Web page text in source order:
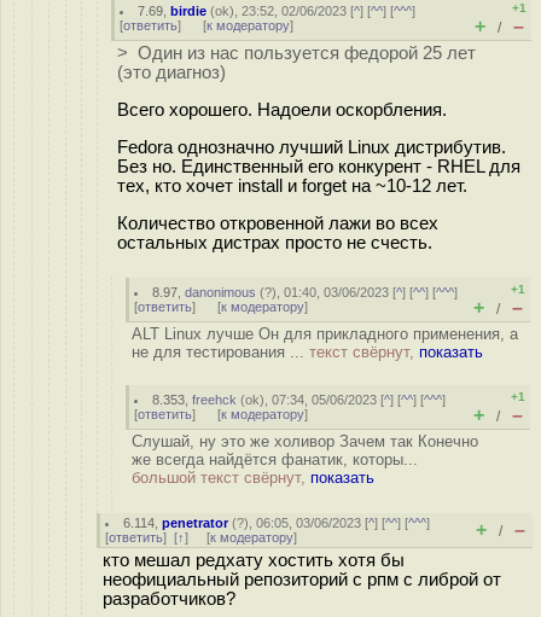
7.69 ,birdie (ok), 23:52, 02/06/2023 [^] [^^] [^^^]
[ответить] [к модератору]
+1
+ / –
> Один из нас пользуется федорой 25 лет
(это диагноз)
Всего хорошего. Надоели оскорбления.
Fedora однозначно лучший Linux дистрибутив.
Без но. Единственный его конкурент - RHEL для
тех, кто хочет install и forget на ~10-12 лет.
Количество откровенной лажи во всех
остальных дистрах просто не счесть.
8.97 ,danonimous (?), 01:40, 03/06/2023 [^] [^^] [^^^]
[ответить] [к модератору]
+1
+ / –
ALT Linux лучше Он для прикладного применения, а
не для тестирования ... текст свёрнут, показать
8.353 ,freehck (ok), 07:34, 05/06/2023 [^] [^^] [^^^]
[ответить] [к модератору]
+1
+ / –
Слушай, ну это же холивор Зачем так Конечно
же всегда найдётся фанатик, которы...
большой текст свёрнут, показать
6.114 ,penetrator(?), 06:05, 03/06/2023 [^] [^^] [^^^]
[ответить] [↑] [к модератору] + / –
кто мешал редхату хостить хотя бы
неофициальный репозиторий с рпм с либрой от
разработчиков?